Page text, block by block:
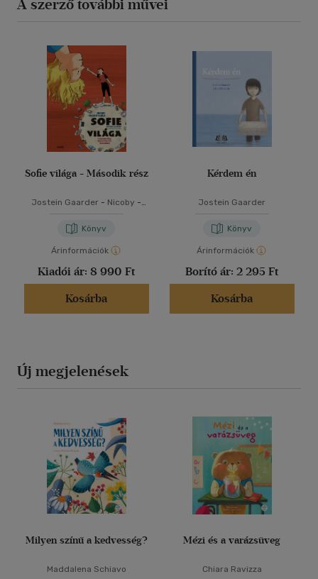
A szerző további művei
Sofie világa - Második rész
Jostein Gaarder - Nicoby -
Könyv
Árinformációk
Kiadói ár: 8 990 Ft
Kosárba
Kérdem én
Jostein Gaarder
Könyv
Árinformációk
Borító ár: 2 295 Ft
Kosárba
Új megjelenések
Milyen színű a kedvesség?
Maddalena Schiavo
Mézi és a varázsüveg
Chiara Ravizza